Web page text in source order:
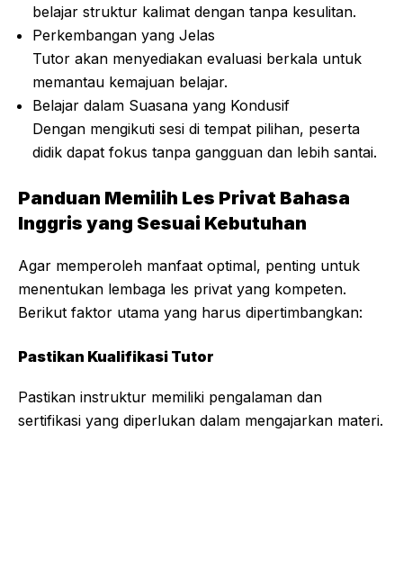
belajar struktur kalimat dengan tanpa kesulitan.
Perkembangan yang Jelas
Tutor akan menyediakan evaluasi berkala untuk
memantau kemajuan belajar.
Belajar dalam Suasana yang Kondusif
Dengan mengikuti sesi di tempat pilihan, peserta
didik dapat fokus tanpa gangguan dan lebih santai.
Panduan Memilih Les Privat Bahasa
Inggris yang Sesuai Kebutuhan
Agar memperoleh manfaat optimal, penting untuk
menentukan lembaga les privat yang kompeten.
Berikut faktor utama yang harus dipertimbangkan:
Pastikan Kualifikasi Tutor
Pastikan instruktur memiliki pengalaman dan
sertifikasi yang diperlukan dalam mengajarkan materi.